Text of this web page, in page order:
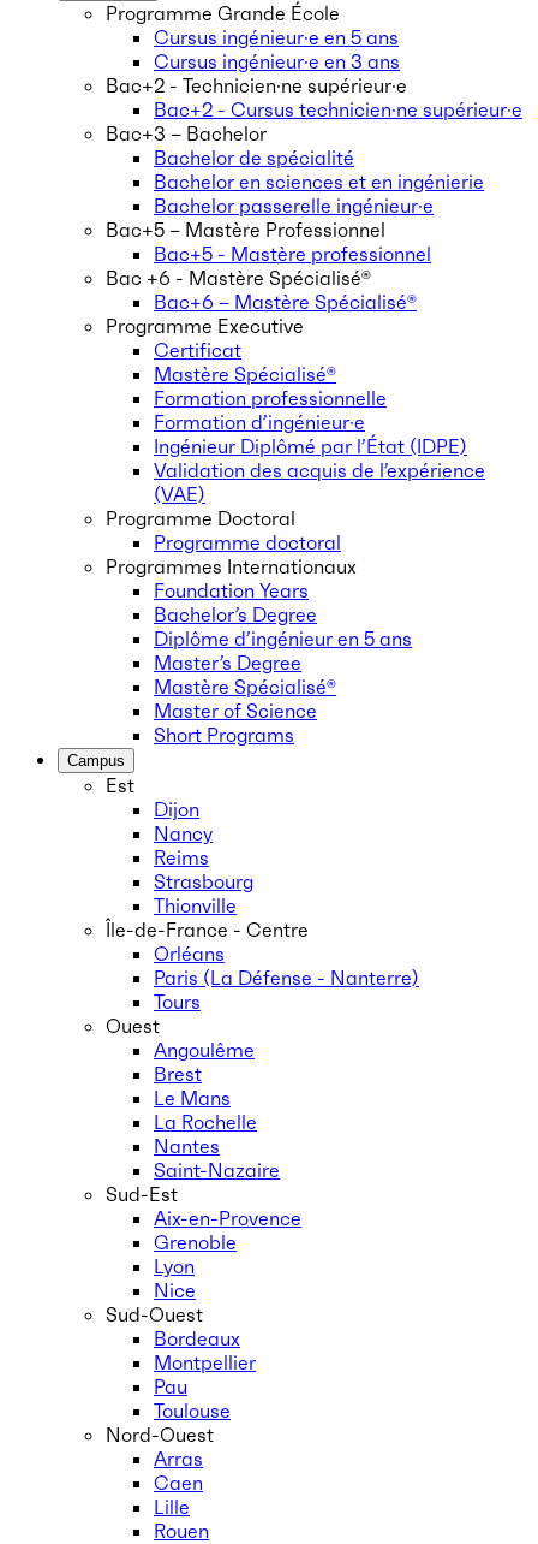
Programme Grande École
Cursus ingénieur·e en 5 ans
Cursus ingénieur·e en 3 ans
Bac+2 - Technicien·ne supérieur·e
Bac+2 - Cursus technicien·ne supérieur·e
Bac+3 – Bachelor
Bachelor de spécialité
Bachelor en sciences et en ingénierie
Bachelor passerelle ingénieur·e
Bac+5 – Mastère Professionnel
Bac+5 - Mastère professionnel
Bac +6 - Mastère Spécialisé®
Bac+6 – Mastère Spécialisé®
Programme Executive
Certificat
Mastère Spécialisé®
Formation professionnelle
Formation d’ingénieur·e
Ingénieur Diplômé par l’État (IDPE)
Validation des acquis de l’expérience
(VAE)
Programme Doctoral
Programme doctoral
Programmes Internationaux
Foundation Years
Bachelor’s Degree
Diplôme d’ingénieur en 5 ans
Master’s Degree
Mastère Spécialisé®
Master of Science
Short Programs
Campus
Est
Dijon
Nancy
Reims
Strasbourg
Thionville
Île-de-France - Centre
Orléans
Paris (La Défense - Nanterre)
Tours
Ouest
Angoulême
Brest
Le Mans
La Rochelle
Nantes
Saint-Nazaire
Sud-Est
Aix-en-Provence
Grenoble
Lyon
Nice
Sud-Ouest
Bordeaux
Montpellier
Pau
Toulouse
Nord-Ouest
Arras
Caen
Lille
Rouen